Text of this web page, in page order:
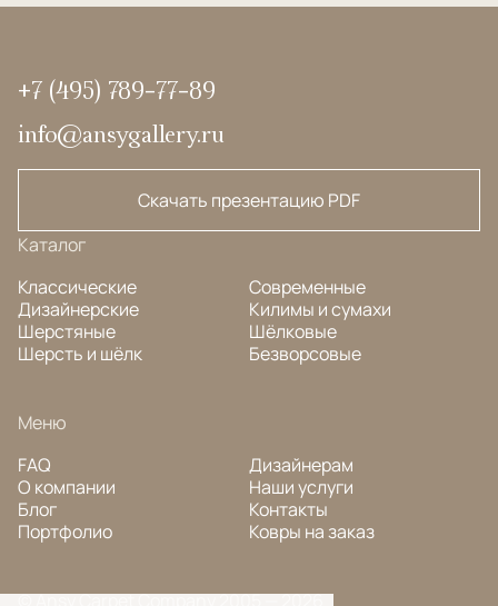
+7 (495) 789-77-89
info@ansygallery.ru
Скачать презентацию PDF
Каталог
Классические
Дизайнерские
Шерстяные
Шерсть и шёлк
Современные
Килимы и сумахи
Шёлковые
Безворсовые
Меню
FAQ
О компании
Блог
Портфолио
Дизайнерам
Наши услуги
Контакты
Ковры на заказ
© Ansy Carpet Company 2005 — 2026